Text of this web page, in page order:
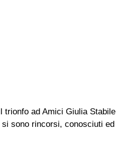
trionfo ad Amici Giulia Stabile
sono rincorsi, conosciuti ed